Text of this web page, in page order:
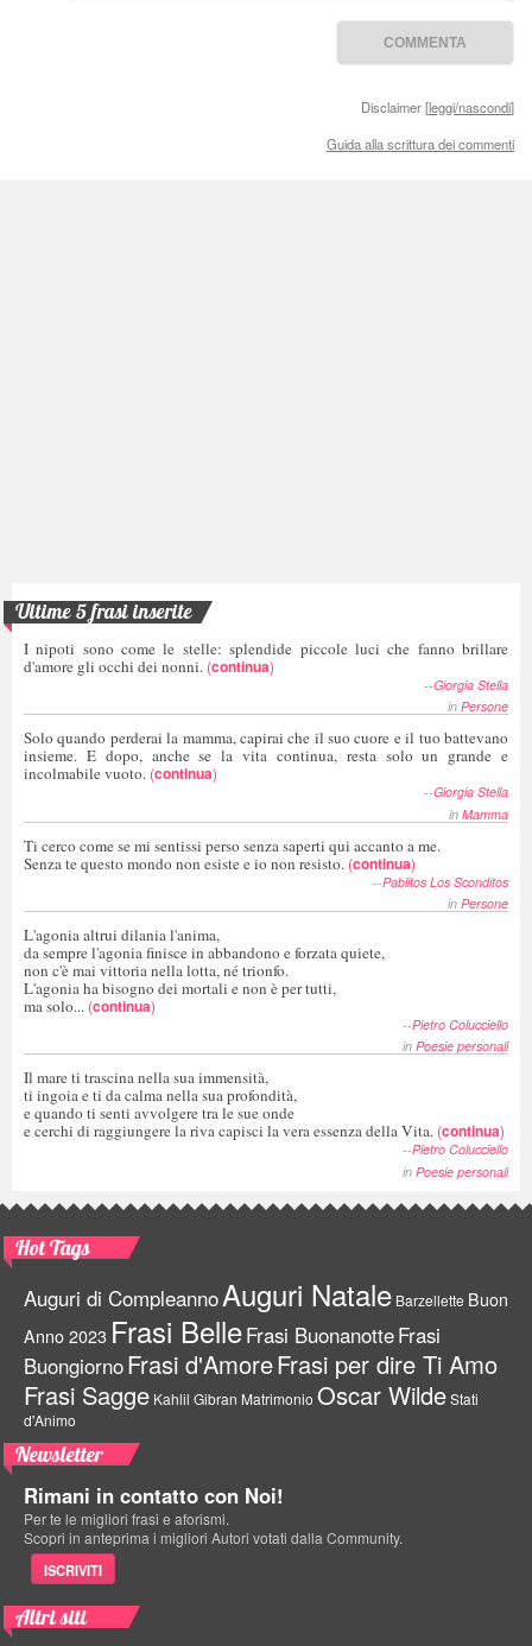
Disclaimer [leggi/nascondi]
Guida alla scrittura dei commenti
Ultime 5 frasi inserite
I nipoti sono come le stelle: splendide piccole luci che fanno brillare
d'amore gli occhi dei nonni. (continua)
--Giorgia Stella
in Persone
Solo quando perderai la mamma, capirai che il suo cuore e il tuo battevano
insieme. E dopo, anche se la vita continua, resta solo un grande e
incolmabile vuoto. (continua)
--Giorgia Stella
in Mamma
Ti cerco come se mi sentissi perso senza saperti qui accanto a me.
Senza te questo mondo non esiste e io non resisto. (continua)
--Pablitos Los Sconditos
in Persone
L'agonia altrui dilania l'anima,
da sempre l'agonia finisce in abbandono e forzata quiete,
non c'è mai vittoria nella lotta, né trionfo.
L'agonia ha bisogno dei mortali e non è per tutti,
ma solo... (continua)
--Pietro Colucciello
in Poesie personali
Il mare ti trascina nella sua immensità,
ti ingoia e ti da calma nella sua profondità,
e quando ti senti avvolgere tra le sue onde
e cerchi di raggiungere la riva capisci la vera essenza della Vita. (continua)
--Pietro Colucciello
in Poesie personali
Hot Tags
Auguri di CompleannoAuguri Natale Barzellette Buon
Anno 2023 Frasi BelleFrasi BuonanotteFrasi
BuongiornoFrasi d'AmoreFrasi per dire Ti Amo
Frasi Sagge Kahlil Gibran Matrimonio Oscar WildeStati
d'Animo
Newsletter
Rimani in contatto con Noi!
Per te le migliori frasi e aforismi.
Scopri in anteprima i migliori Autori votati dalla Community.
ISCRIVITI
Altri siti